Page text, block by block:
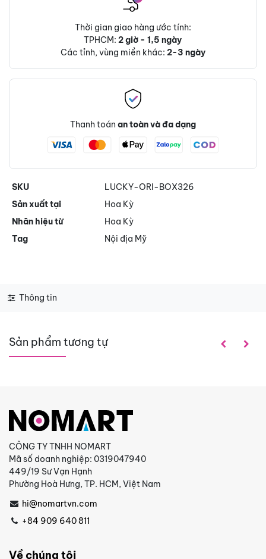
Thời gian giao hàng ước tính:
TPHCM:2 giờ - 1,5 ngày
Các tỉnh, vùng miền khác: 2-3 ngày
Thanh toán an toàn và đa dạng
SKU
LUCKY-ORI-BOX326
Sản xuất tại
Hoa Kỳ
Nhãn hiệu từ
Hoa Kỳ
Tag
Nội địa Mỹ
Thông tin
Sản phẩm tương tự
CÔNG TY TNHH NOMART
Mã số doanh nghiệp: 0319047940
449/19 Sư Vạn Hạnh
Phường Hoà Hưng, TP. HCM, Việt Nam
hi@nomartvn.com
+84 909 640 811
Về chúng tôi